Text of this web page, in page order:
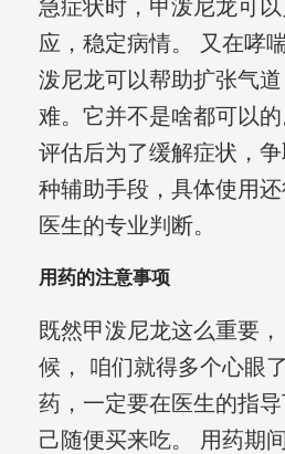
急症状时，甲泼尼龙可
应，稳定病情。 又在哮
泼尼龙可以帮助扩张气
难。它并不是啥都可以
评估后为了缓解症状，
种辅助手段，具体使用
医生的专业判断。
用药的注意事项
既然甲泼尼龙这么重要
候， 咱们就得多个心眼
药，一定要在医生的指
己随便买来吃。 用药期